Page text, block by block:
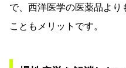
で、西洋医学の医薬品よ
こともメリットです。